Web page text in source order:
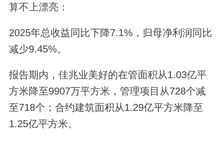
算不上漂亮：
2025年总收益同比下降7.1%，归母净利润同比
减少9.45%。
报告期内，佳兆业美好的在管面积从1.03亿平
方米降至9907万平方米，管理项目从728个减
至718个；合约建筑面积从1.29亿平方米降至
1.25亿平方米。